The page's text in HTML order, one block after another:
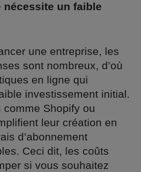
nécessite un faible
une entreprise, les
sont nombreux, d’où
en ligne qui
investissement initial.
comme Shopify ou
leur création en
d’abonnement
Ceci dit, les coûts
si vous souhaitez